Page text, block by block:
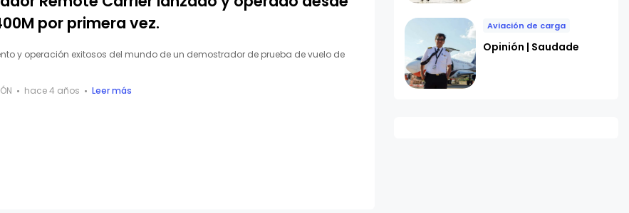
por primera vez.
y operación exitosos del mundo de un demostrador de prueba de vuelo de
hace 4 años Leer más
Aviación de carga
Opinión | Saudade